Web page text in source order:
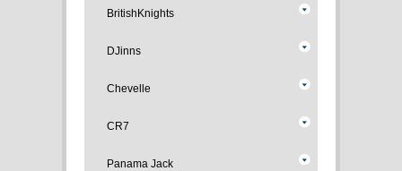
BritishKnights
DJinns
Chevelle
CR7
Panama Jack